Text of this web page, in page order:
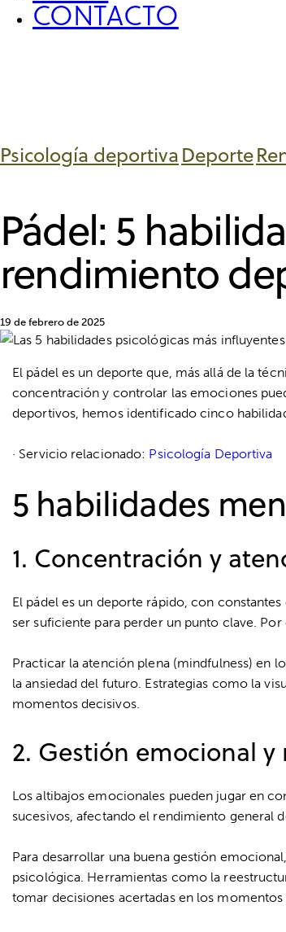
CONTACTO
Psicología deportivaDeporte
Pádel: 5
rendimiento
19 de febrero de 2025
El pádel es un deporte que, más allá de la
concentración y controlar las emociones
deportivos, hemos identificado cinco
· Servicio relacionado: Psicología Deportiva
5 habilidades
1. Concentración y
El pádeles un deporte rápido, con
ser suficiente para perder un punto clave. Por
Practicar la atención plena (mindfulness) en
la ansiedad del futuro. Estrategias como la
momentos decisivos.
2. Gestión emocional y
Los altibajos emocionales pueden jugar en
sucesivos, afectando el rendimiento general
Para desarrollar una buena gestión emocional,
psicológica . Herramientas como la
tomar decisiones acertadas en los momentos